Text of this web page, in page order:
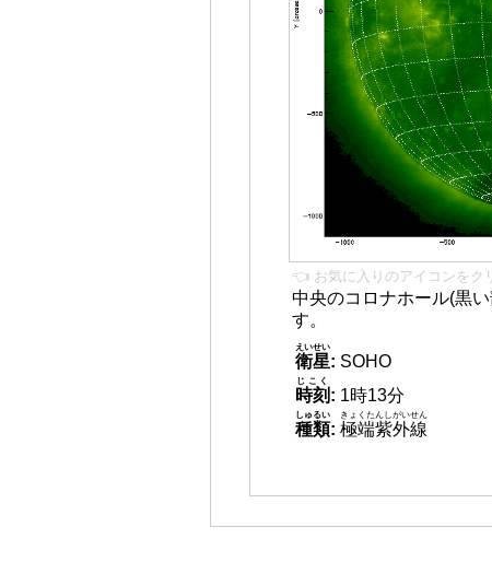
👈 お気に入りのアイコンをク
中央のコロナホール(黒
す。
衛星
えいせい
: SOHO
時刻
じこく
: 1時13分
種類
しゅるい
: 極端紫外線
きょくたんしがいせん